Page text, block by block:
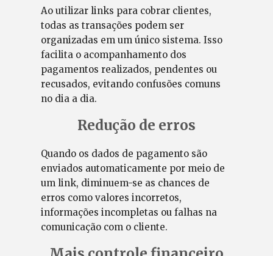
Ao utilizar links para cobrar clientes,
todas as transações podem ser
organizadas em um único sistema. Isso
facilita o acompanhamento dos
pagamentos realizados, pendentes ou
recusados, evitando confusões comuns
no dia a dia.
Redução de erros
Quando os dados de pagamento são
enviados automaticamente por meio de
um link, diminuem-se as chances de
erros como valores incorretos,
informações incompletas ou falhas na
comunicação com o cliente.